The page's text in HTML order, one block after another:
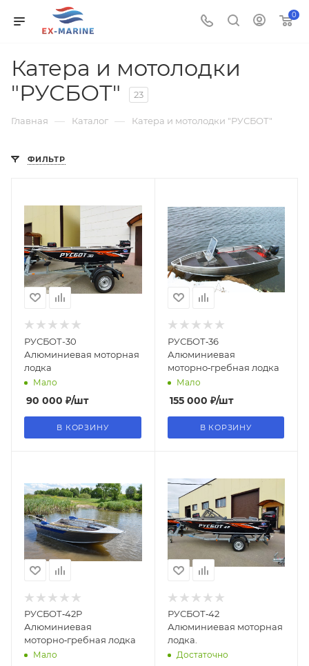
0
Катера и мотолодки
"РУСБОТ"
23
Главная — Каталог — Катера и мотолодки "РУСБОТ"
ФИЛЬТР
РУСБОТ-30
Алюминиевая моторная
лодка
Мало
90 000 ₽/шт
В КОРЗИНУ
РУСБОТ‑36
Алюминиевая
моторно‑гребная лодка
Мало
155 000 ₽/шт
В КОРЗИНУ
РУСБОТ‑42Р
Алюминиевая
моторно‑гребная лодка
Мало
РУСБОТ‑42
Алюминиевая моторная
лодка.
Достаточно